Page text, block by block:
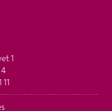
1
4